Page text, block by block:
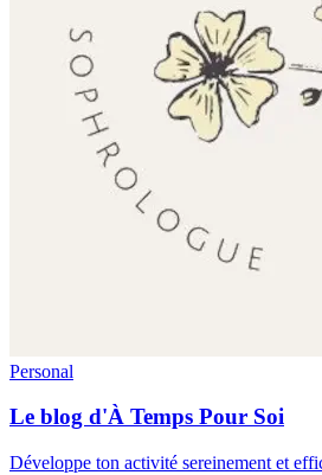
Personal
Le blog d'À Temps Pour Soi
Développe ton activité sereinement et